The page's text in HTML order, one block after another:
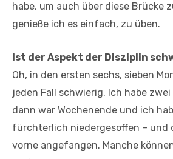
habe, um auch über diese Brücke
genieße ich es einfach, zu üben.
Ist der Aspekt der Disziplin
Oh, in den ersten sechs, sieben
jeden Fall schwierig. Ich habe zwei
dann war Wochenende und ich
fürchterlich niedergesoffen – und
vorne angefangen. Manche